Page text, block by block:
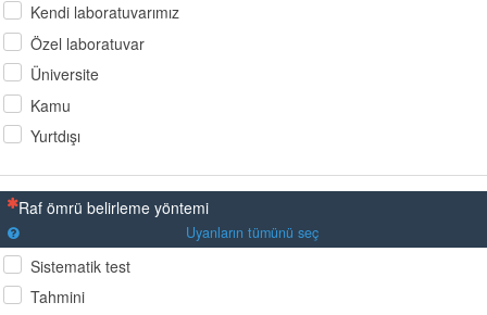
Kendi laboratuvarımız
Özel laboratuvar
Üniversite
Kamu
Yurtdışı
(Bu sorunun yanıtlanması zorunludur)
Raf ömrü belirleme yöntemi
Uyanların tümünü seç
Sistematik test
Tahmini